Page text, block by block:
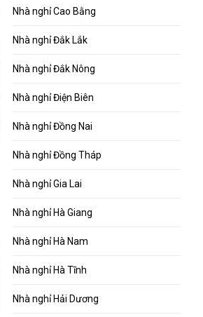
Nhà nghỉ Cao Bằng
Nhà nghỉ Đắk Lắk
Nhà nghỉ Đắk Nông
Nhà nghỉ Điện Biên
Nhà nghỉ Đồng Nai
Nhà nghỉ Đồng Tháp
Nhà nghỉ Gia Lai
Nhà nghỉ Hà Giang
Nhà nghỉ Hà Nam
Nhà nghỉ Hà Tĩnh
Nhà nghỉ Hải Dương